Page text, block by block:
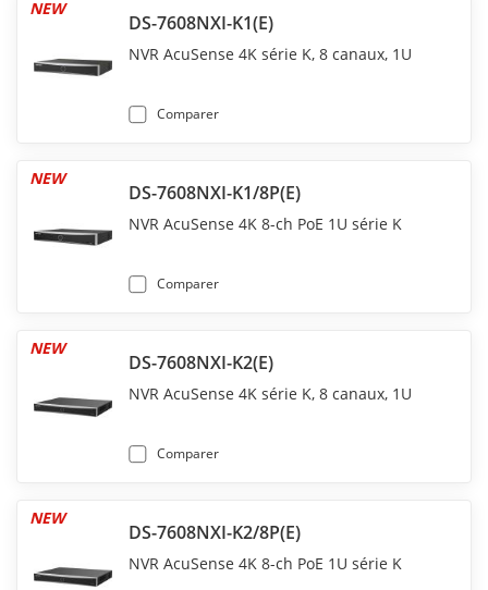
DS-7608NXI-K1(E)
NEW
NVR AcuSense 4K série K, 8 canaux, 1U
Comparer
DS-7608NXI-K1/8P(E)
NEW
NVR AcuSense 4K 8-ch PoE 1U série K
Comparer
DS-7608NXI-K2(E)
NEW
NVR AcuSense 4K série K, 8 canaux, 1U
Comparer
DS-7608NXI-K2/8P(E)
NEW
NVR AcuSense 4K 8-ch PoE 1U série K